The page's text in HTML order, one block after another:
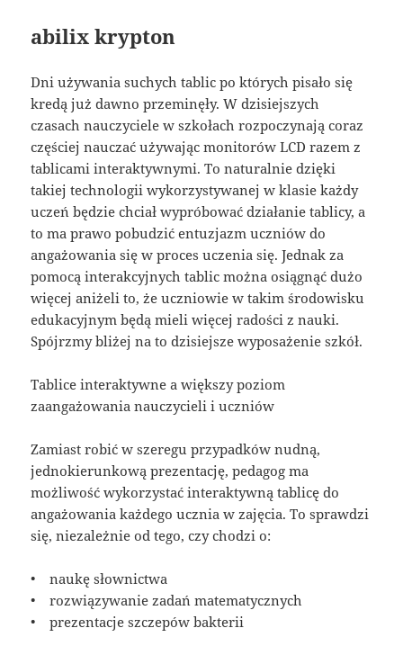
abilix krypton
Dni używania suchych tablic po których pisało się
kredą już dawno przeminęły. W dzisiejszych
czasach nauczyciele w szkołach rozpoczynają coraz
częściej nauczać używając monitorów LCD razem z
tablicami interaktywnymi. To naturalnie dzięki
takiej technologii wykorzystywanej w klasie każdy
uczeń będzie chciał wypróbować działanie tablicy, a
to ma prawo pobudzić entuzjazm uczniów do
angażowania się w proces uczenia się. Jednak za
pomocą interakcyjnych tablic można osiągnąć dużo
więcej aniżeli to, że uczniowie w takim środowisku
edukacyjnym będą mieli więcej radości z nauki.
Spójrzmy bliżej na to dzisiejsze wyposażenie szkół.
Tablice interaktywne a większy poziom
zaangażowania nauczycieli i uczniów
Zamiast robić w szeregu przypadków nudną,
jednokierunkową prezentację, pedagog ma
możliwość wykorzystać interaktywną tablicę do
angażowania każdego ucznia w zajęcia. To sprawdzi
się, niezależnie od tego, czy chodzi o:
• naukę słownictwa
• rozwiązywanie zadań matematycznych
• prezentacje szczepów bakterii